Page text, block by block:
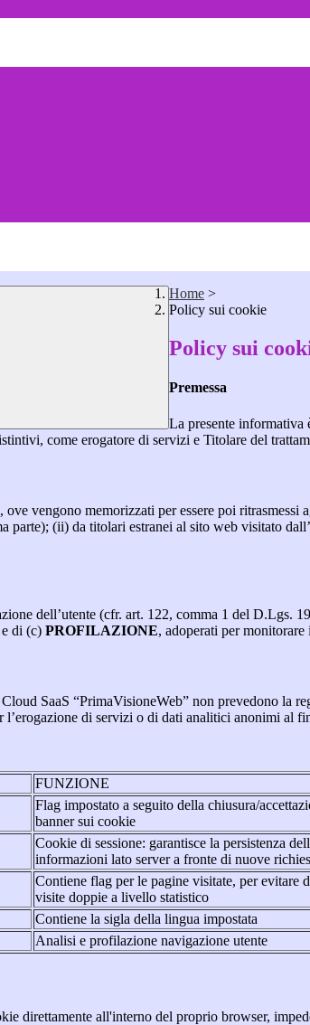
Home >
Policy sui cookie
Policy sui
Premessa
La presente informativa
come erogatore di servizi e Titolare del
vengono memorizzati per essere poi ritrasmessi
(ii) da titolari estranei al sito web visitato
dell’utente (cfr. art. 122, comma 1 del D.Lgs.
di (c) PROFILAZIONE, adoperati per
SaaS “PrimaVisioneWeb” non prevedono la
di servizi o di dati analitici anonimi al
FUNZIONE
Flag impostato a seguito della chiusura/
banner sui cookie
Cookie di sessione: garantisce la persistenza
informazioni lato server a fronte di nuove
Contiene flag per le pagine visitate, per evitare
visite doppie a livello statistico
Contiene la sigla della lingua impostata
Analisi e profilazione navigazione utente
direttamente all'interno del proprio browser,